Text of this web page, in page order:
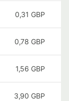
0,31 GBP
0,78 GBP
1,56 GBP
3,90 GBP